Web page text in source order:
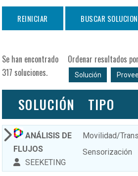
Se han encontrado
317 soluciones.
Ordenar resultados
Solución
SOLUCIÓN TIPO
ANÁLISIS DE
FLUJOS
SEEKETING
Movilidad/
Sensorización